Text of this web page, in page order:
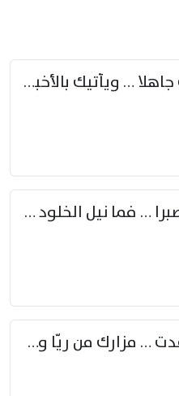
ستبدي لك الأيام ما كنت جاهلا … ويأتيك بالأخبار من لم تزوّد
فصبرا في مجال الموت صبرا … فما نيل الخلود بمستطاع
حننت إلى ريّا ونفسك باعدت … مزارك من ريّا وشعباكما معا